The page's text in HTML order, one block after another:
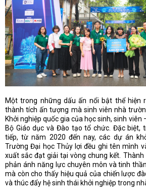
Một trong những dấu ấn nổi bật thể hiện
thành tích ấn tượng mà sinh viên nhà
Khởi nghiệp quốc gia của học sinh, sinh
Bộ Giáo dục và Đào tạo tổ chức. Đặc biệt,
tiếp, từ năm 2020 đến nay, các dự án
Trường Đại học Thủy lợi đều ghi tên mình
xuất sắc đạt giải tại vòng chung kết.
phản ánh năng lực chuyên môn và tinh
mà còn cho thấy hiệu quả của chiến lược
và thúc đẩy hệ sinh thái khởi nghiệp trong